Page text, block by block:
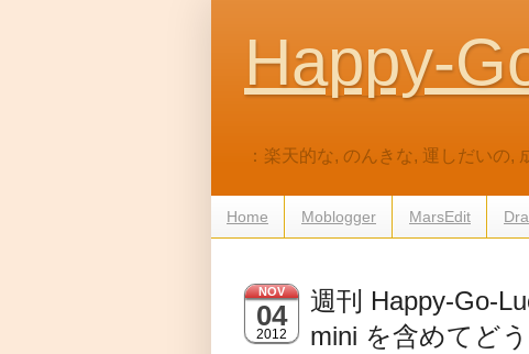
Happy-
：楽天的な, のんきな, 運しだいの,
Home Moblogger MarsEdit
NOV
04
2012
週刊 Happy-Go-
mini を含めてど